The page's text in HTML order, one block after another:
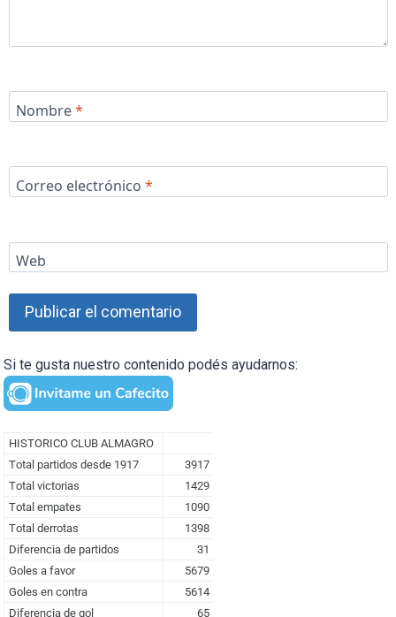
Nombre*
Correo electrónico *
Web
Si te gusta nuestro contenido podés ayudarnos: